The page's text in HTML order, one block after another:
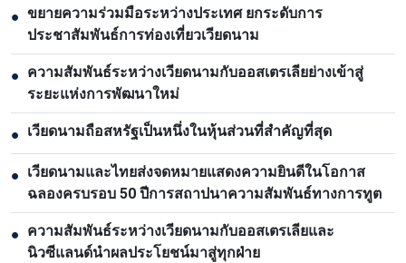
● ขยายความร่วมมือระหว่างประเทศ ยกระดับการ
ประชาสัมพันธ์การท่องเที่ยวเวียดนาม
● ความสัมพันธ์ระหว่างเวียดนามกับออสเตรเลียย่างเข้าสู่
ระยะแห่งการพัฒนาใหม่
● เวียดนามถือสหรัฐเป็นหนึ่งในหุ้นส่วนที่สำคัญที่สุด
● เวียดนามและไทยส่งจดหมายแสดงความยินดีในโอกาส
ฉลองครบรอบ 50 ปีการสถาปนาความสัมพันธ์ทางการทูต
● ความสัมพันธ์ระหว่างเวียดนามกับออสเตรเลียและ
นิวซีแลนด์นำผลประโยชน์มาสู่ทุกฝ่าย